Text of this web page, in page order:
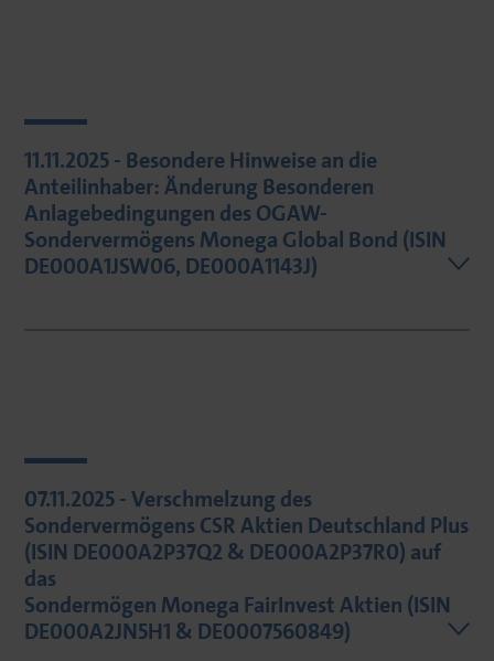
11.11.2025 - Besondere Hinweise an die
Anteilinhaber: Änderung Besonderen
Anlagebedingungen des OGAW-
Sondervermögens Monega Global Bond (ISIN
DE000A1JSW06, DE000A1143J)
07.11.2025 - Verschmelzung des
Sondervermögens CSR Aktien Deutschland Plus
(ISIN DE000A2P37Q2 & DE000A2P37R0) auf
das
Sondermögen Monega FairInvest Aktien (ISIN
DE000A2JN5H1 & DE0007560849)